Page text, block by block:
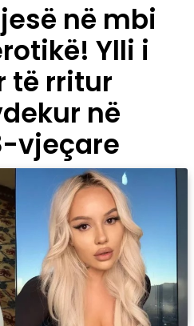
në mbi
Ylli i
të rritur
në
vjeçare